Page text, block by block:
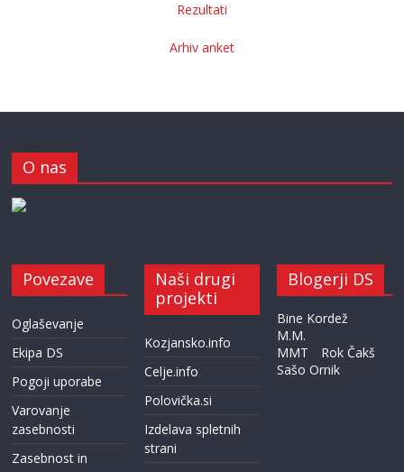
Rezultati
Arhiv anket
O nas
Povezave
Oglaševanje
Ekipa DS
Pogoji uporabe
Varovanje
zasebnosti
Zasebnost in
Naši drugi
projekti
Kozjansko.info
Celje.info
Polovička.si
Izdelava spletnih
strani
Blogerji DS
Bine Kordež
M.M.
MMT
Rok Čakš
Sašo Ornik